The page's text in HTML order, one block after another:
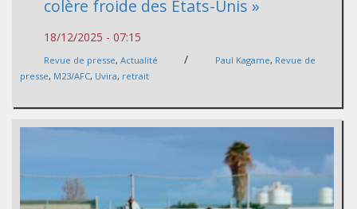
colère froide des États-Unis »
18/12/2025 - 07:15
Revue de presse, Actualité / Paul Kagame, Revue de
presse, M23/AFC, Uvira, retrait